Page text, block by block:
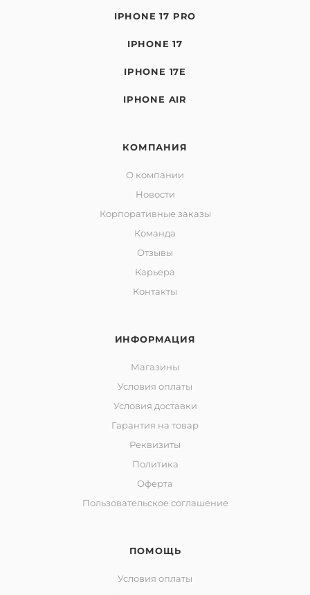
IPHONE 17 PRO
IPHONE 17
IPHONE 17E
IPHONE AIR
КОМПАНИЯ
О компании
Новости
Корпоративные заказы
Команда
Отзывы
Карьера
Контакты
ИНФОРМАЦИЯ
Магазины
Условия оплаты
Условия доставки
Гарантия на товар
Реквизиты
Политика
Оферта
Пользовательское соглашение
ПОМОЩЬ
Условия оплаты